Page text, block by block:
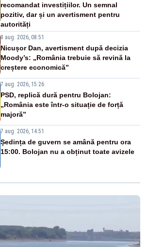
recomandat investițiilor. Un semnal
pozitiv, dar și un avertisment pentru
autorități
8 aug. 2026, 08:51
Nicușor Dan, avertisment după decizia
Moody’s: „România trebuie să revină la
creștere economică”
7 aug. 2026, 15:26
PSD, replică dură pentru Bolojan:
„România este într-o situație de forță
majoră”
7 aug. 2026, 14:51
Ședința de guvern se amână pentru ora
15:00. Bolojan nu a obținut toate avizele